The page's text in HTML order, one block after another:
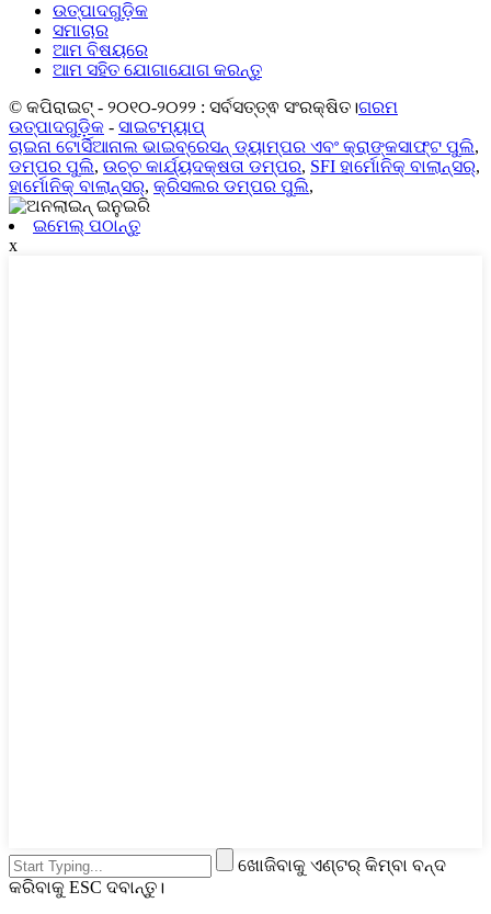
ଉତ୍ପାଦଗୁଡ଼ିକ
ସମାଚାର
ଆମ ବିଷୟରେ
ଆମ ସହିତ ଯୋଗାଯୋଗ କରନ୍ତୁ
© କପିରାଇଟ୍ - ୨୦୧୦-୨୦୨୨ : ସର୍ବସତ୍ତ୍ଵ ସଂରକ୍ଷିତ।ଗରମ
ଉତ୍ପାଦଗୁଡ଼ିକ - ସାଇଟମ୍ୟାପ୍
ଚାଇନା ଟୋର୍ସିଆନାଲ ଭାଇବ୍ରେସନ୍ ଡ୍ୟାମ୍ପର ଏବଂ କ୍ରାଙ୍କସାଫ୍ଟ ପୁଲି,
ଡମ୍ପର ପୁଲି, ଉଚ୍ଚ କାର୍ଯ୍ୟଦକ୍ଷତା ଡମ୍ପର, SFI ହାର୍ମୋନିକ୍ ବାଲାନ୍ସର୍,
ହାର୍ମୋନିକ୍ ବାଲାନ୍ସର୍, କ୍ରିସଲର ଡମ୍ପର ପୁଲି,
ଇମେଲ୍ ପଠାନ୍ତୁ
x
ଖୋଜିବାକୁ ଏଣ୍ଟର୍ କିମ୍ବା ବନ୍ଦ
କରିବାକୁ ESC ଦବାନ୍ତୁ।